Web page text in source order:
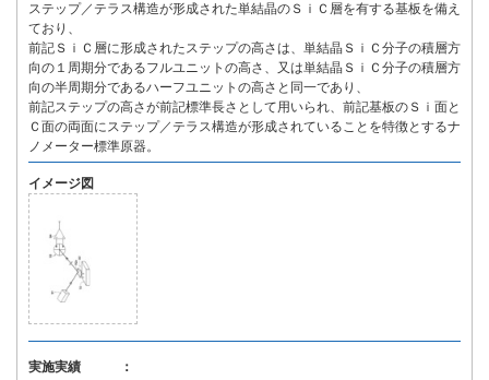
ステップ／テラス構造が形成された単結晶のＳｉＣ層を有する基板を備え
ており、
前記ＳｉＣ層に形成されたステップの高さは、単結晶ＳｉＣ分子の積層方
向の１周期分であるフルユニットの高さ、又は単結晶ＳｉＣ分子の積層方
向の半周期分であるハーフユニットの高さと同一であり、
前記ステップの高さが前記標準長さとして用いられ、前記基板のＳｉ面と
Ｃ面の両面にステップ／テラス構造が形成されていることを特徴とするナ
ノメーター標準原器。
イメージ図
実施実績 ：